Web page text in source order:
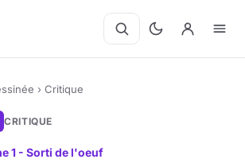
› Critique
CRITIQUE
1 - Sorti de l'oeuf